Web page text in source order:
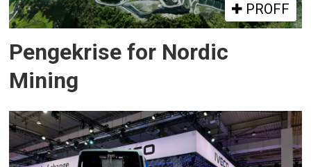
PROFF
Pengekrise for Nordic
Mining